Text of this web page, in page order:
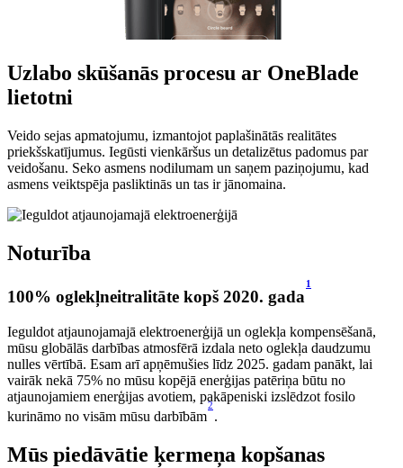
Uzlabo skūšanās procesu ar OneBlade
lietotni
Veido sejas apmatojumu, izmantojot paplašinātās realitātes
priekšskatījumus. Iegūsti vienkāršus un detalizētus padomus par
veidošanu. Seko asmens nodilumam un saņem paziņojumu, kad
asmens veiktspēja pasliktinās un tas ir jānomaina.
Noturība
100% oglekļneitralitāte kopš 2020. gada
1
Ieguldot atjaunojamajā elektroenerģijā un oglekļa kompensēšanā,
mūsu globālās darbības atmosfērā izdala neto oglekļa daudzumu
nulles vērtībā. Esam arī apņēmušies līdz 2025. gadam panākt, lai
vairāk nekā 75% no mūsu kopējā enerģijas patēriņa būtu no
atjaunojamiem enerģijas avotiem, pakāpeniski izslēdzot fosilo
kurināmo no visām mūsu darbībām
2
.
Mūs piedāvātie ķermeņa kopšanas